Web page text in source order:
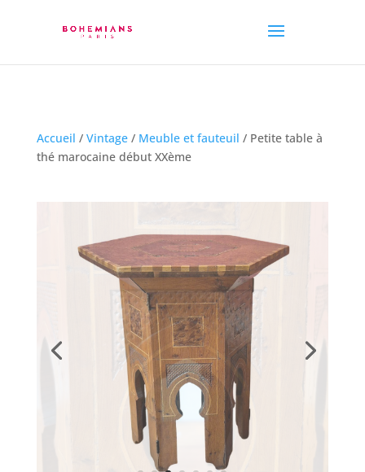
Accueil / Vintage/ Meuble et fauteuil / Petite table à
thé marocaine début XXème